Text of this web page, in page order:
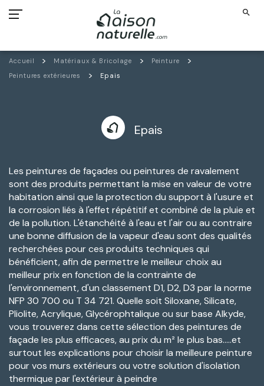
search
Accueil Matériaux & Bricolage
Peinture
Peintures extérieures
Epais
Epais
Les peintures de façades ou peintures de ravalement
sont des produits permettant la mise en valeur de votre
habitation ainsi que la protection du support à l'usure et
la corrosion liés à l'effet répétitif et combiné de la pluie et
de la pollution. L'étanchéité à l'eau et l'air ou au contraire
une bonne diffusion de la vapeur d'eau sont des qualités
recherchées pour ces produits techniques qui
bénéficient, afin de permettre le meilleur choix au
meilleur prix en fonction de la contrainte de
l'environnement, d'un classement D1, D2, D3 par la norme
NFP 30 700 ou T 34 721. Quelle soit Siloxane, Silicate,
Pliolite, Acrylique, Glycérophtalique ou sur base Alkyde,
vous trouverez dans cette sélection des peintures de
façade les plus efficaces, au prix du m² le plus bas.....et
surtout les explications pour choisir la meilleure peinture
pour vos murs extérieurs ou votre solution d'isolation
thermique par l'extérieur à peindre